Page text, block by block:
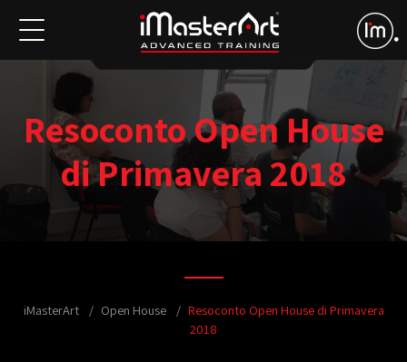
Resoconto Open House
di Primavera 2018
iMasterArt Open House
Resoconto Open House di Primavera
2018